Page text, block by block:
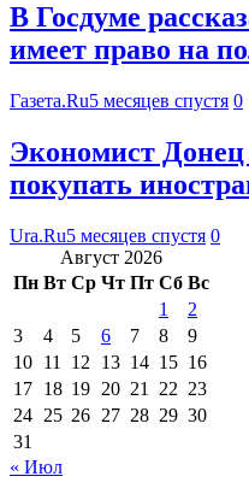
В Госдуме
имеет право на
Газета.Ru5 месяцев спустя 0
Экономист
покупать
Ura.Ru5 месяцев спустя 0
Август 2026
Пн Вт Ср Чт Пт Сб Вс
1
2
3
4 5 6 7 8
9
10 11 12 13 14 15 16
17 18 19 20 21 22 23
24 25 26 27 28 29 30
31
« Июл